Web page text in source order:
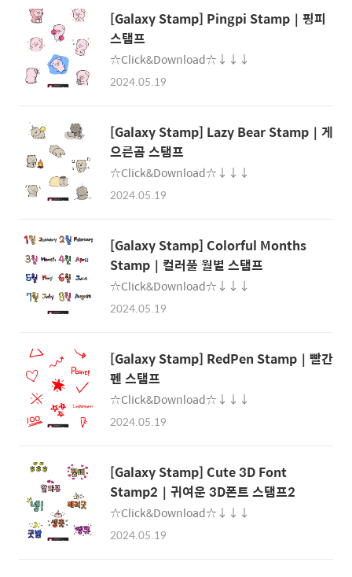
[Galaxy Stamp] Pingpi Stamp｜핑피
스탬프
☆Click&Download☆↓↓↓
2024.05.19
[Galaxy Stamp] Lazy Bear Stamp｜게
으른곰 스탬프
☆Click&Download☆↓↓↓
2024.05.19
[Galaxy Stamp] Colorful Months
Stamp｜컬러풀 월별 스탬프
☆Click&Download☆↓↓↓
2024.05.19
[Galaxy Stamp] RedPen Stamp｜빨간
펜 스탬프
☆Click&Download☆↓↓↓
2024.05.19
[Galaxy Stamp] Cute 3D Font
Stamp2｜귀여운 3D폰트 스탬프2
☆Click&Download☆↓↓↓
2024.05.19